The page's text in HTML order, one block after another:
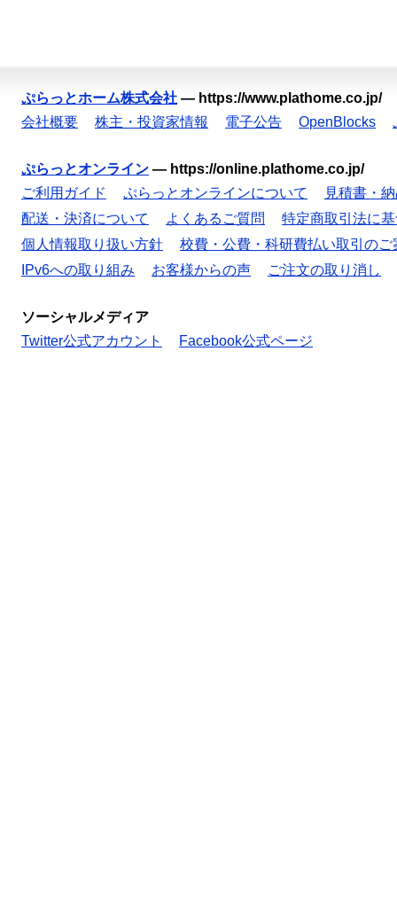
ぷらっとホーム株式会社 — https://www.plathome.co.jp/
会社概要
株主・投資家情報 電子公告 OpenBlocks
ぷらっとオンライン — https://online.plathome.co.jp/
ご利用ガイド
ぷらっとオンラインについて
見積書・
配送・決済について
よくあるご質問
特定商取引法に
個人情報取り扱い方針
校費・公費・科研費払い取引のご
IPv6への取り組み
お客様からの声 ご注文の取り消し
ソーシャルメディア
Twitter公式アカウント
Facebook公式ページ